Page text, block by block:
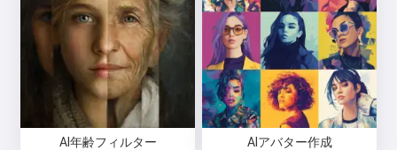
AI年齢フィルター AIアバター作成